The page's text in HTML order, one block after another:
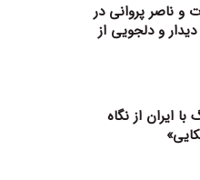
و ناصر پروانی در
و دلجویی از
ایران از نگاه